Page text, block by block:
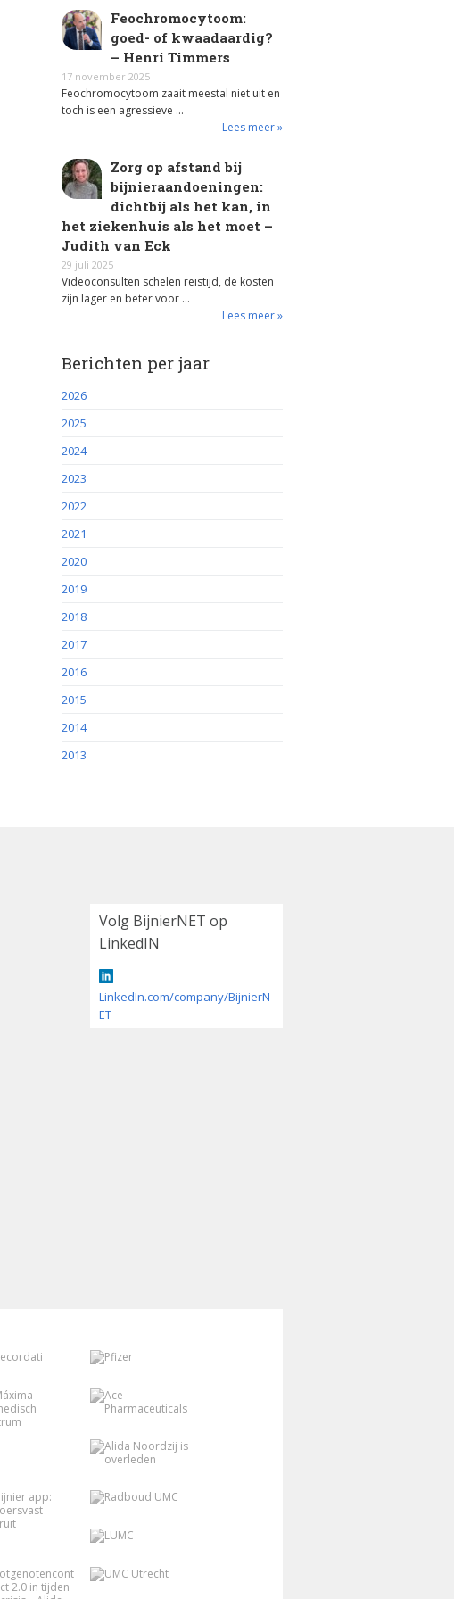
Feochromocytoom:
goed- of kwaadaardig?
– Henri Timmers
17 november 2025
Feochromocytoom zaait meestal niet uit en
toch is een agressieve …
Lees meer »
Zorg op afstand bij
bijnieraandoeningen:
dichtbij als het kan, in
het ziekenhuis als het moet –
Judith van Eck
29 juli 2025
Videoconsulten schelen reistijd, de kosten
zijn lager en beter voor …
Lees meer »
Berichten per jaar
2026
2025
2024
2023
2022
2021
2020
2019
2018
2017
2016
2015
2014
2013
Volg BijnierNET op
LinkedIN
LinkedIn.com/company/BijnierN
ET